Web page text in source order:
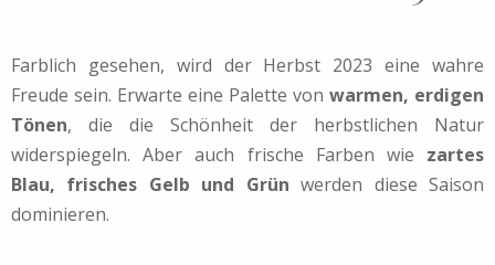
Farblich gesehen, wird der Herbst 2023 eine wahre
Freude sein. Erwarte eine Palette von warmen, erdigen
Tönen, die die Schönheit der herbstlichen Natur
widerspiegeln. Aber auch frische Farben wie zartes
Blau, frisches Gelb und Grün werden diese Saison
dominieren.